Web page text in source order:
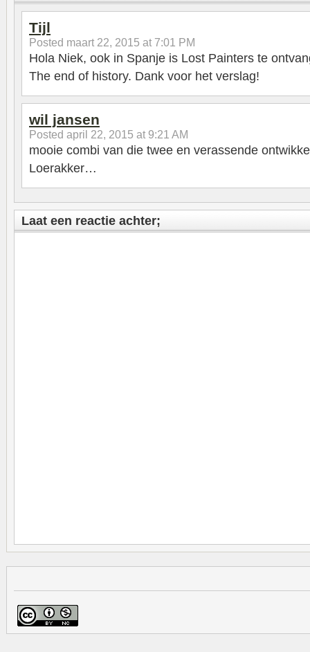
Tijl
Posted maart 22, 2015 at 7:01 PM
Hola Niek, ook in Spanje is Lost Painters te
The end of history. Dank voor het verslag!
wil jansen
Posted april 22, 2015 at 9:21 AM
mooie combi van die twee en verassende
Loerakker…
Laat een reactie achter;